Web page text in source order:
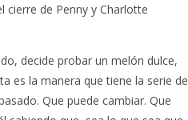
cierre de Penny y Charlotte
decide probar un melón dulce,
es la manera que tiene la serie de
Que puede cambiar. Que